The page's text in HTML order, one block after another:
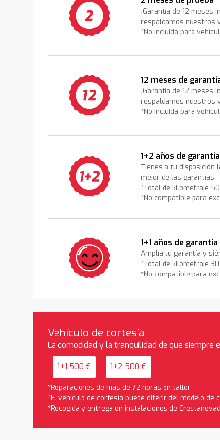
¡Garantía de 12 meses
respaldamos nuestros
*No incluida para
12 meses de
¡Garantía de 12 meses
respaldamos nuestros
*No incluida para
1+2 años de garantía
Tienes a tu disposición
mejor de las garantías.
*Total de kilometraje
*No compatible para
1+1 años de garantía
Amplía tu garantía y
*Total de kilometraje
*No compatible para
Vehículo de cortesía
La comodidad y la tranquilidad de que siempre
1+1 500 € 1+2 500 €
*Reparaciones de más de 72 horas en taller
*El vehículo de cortesía puede diferir del modelo de
*Recogida y entrega en instalaciones de